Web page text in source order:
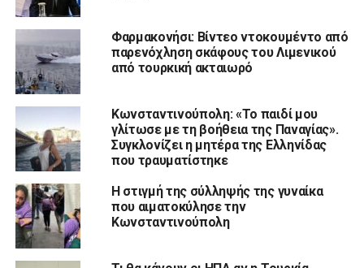
Φαρμακονήσι: Βίντεο ντοκουμέντο από
παρενόχληση σκάφους του Λιμενικού
από τουρκική ακταιωρό
Κωνσταντινούπολη: «Το παιδί μου
γλίτωσε με τη βοήθεια της Παναγίας».
Συγκλονίζει η μητέρα της Ελληνίδας
που τραυματίστηκε
Η στιγμή της σύλληψής της γυναίκα
που αιματοκύλησε την
Κωνσταντινούπολη